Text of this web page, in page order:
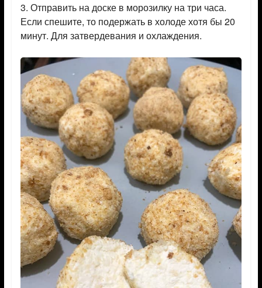
3. Отправить на доске в морозилку на три часа.
Если спешите, то подержать в холоде хотя бы 20
минут. Для затвердевания и охлаждения.